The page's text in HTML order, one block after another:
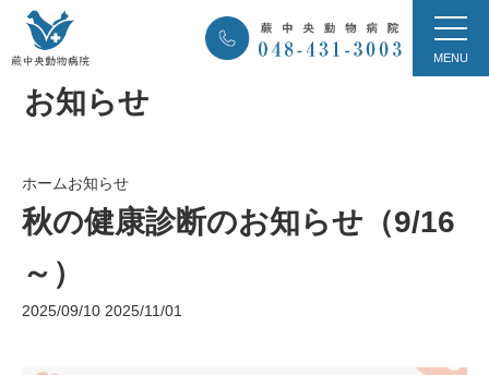
お知らせ
ホームお知らせ
秋の健康診断のお知らせ（9/16
～）
2025/09/10 2025/11/01